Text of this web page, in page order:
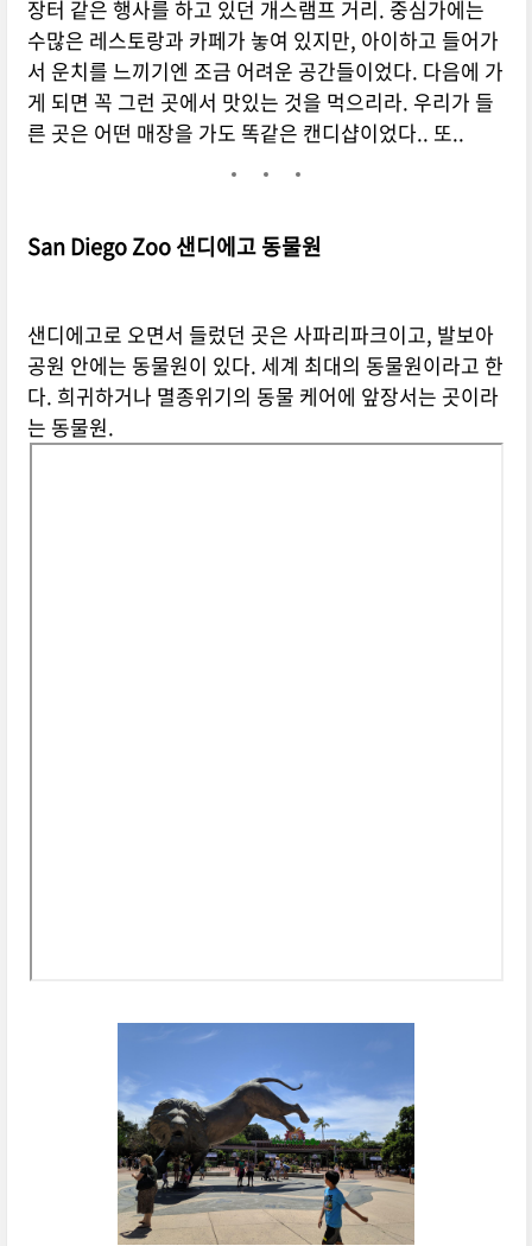
장터 같은 행사를 하고 있던 개스램프 거리. 중심가에는
수많은 레스토랑과 카페가 놓여 있지만, 아이하고 들어가
서 운치를 느끼기엔 조금 어려운 공간들이었다. 다음에 가
게 되면 꼭 그런 곳에서 맛있는 것을 먹으리라. 우리가 들
른 곳은 어떤 매장을 가도 똑같은 캔디샵이었다.. 또..
San Diego Zoo 샌디에고 동물원
샌디에고로 오면서 들렀던 곳은 사파리파크이고, 발보아
공원 안에는 동물원이 있다. 세계 최대의 동물원이라고 한
다. 희귀하거나 멸종위기의 동물 케어에 앞장서는 곳이라
는 동물원.